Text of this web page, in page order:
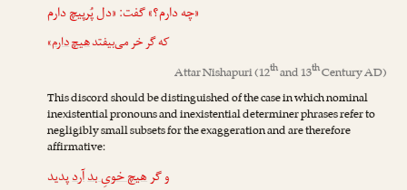
«چه دارم؟» گفت: «دل پُرپیچ دارم
که گر خر می‌بیفتدهیچدارم»
Attar Nishapuri(12thand 13thCentury AD)
This discord should be distinguished of the case in which nominal
inexistential pronouns and inexistential determiner phrases refer to
negligibly small subsets for the exaggeration and are therefore
affirmative:
و گرهیچ خویِ بدآردپدید